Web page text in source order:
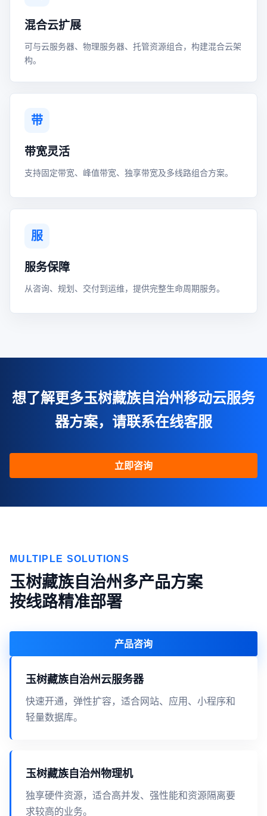
混合云扩展
可与云服务器、物理服务器、托管资源组合，构建混合云架
构。
带
带宽灵活
支持固定带宽、峰值带宽、独享带宽及多线路组合方案。
服
服务保障
从咨询、规划、交付到运维，提供完整生命周期服务。
想了解更多玉树藏族自治州移动云服务
器方案，请联系在线客服
立即咨询
MULTIPLE SOLUTIONS
玉树藏族自治州多产品方案
按线路精准部署
产品咨询
玉树藏族自治州云服务器
快速开通，弹性扩容，适合网站、应用、小程序和
轻量数据库。
玉树藏族自治州物理机
独享硬件资源，适合高并发、强性能和资源隔离要
求较高的业务。